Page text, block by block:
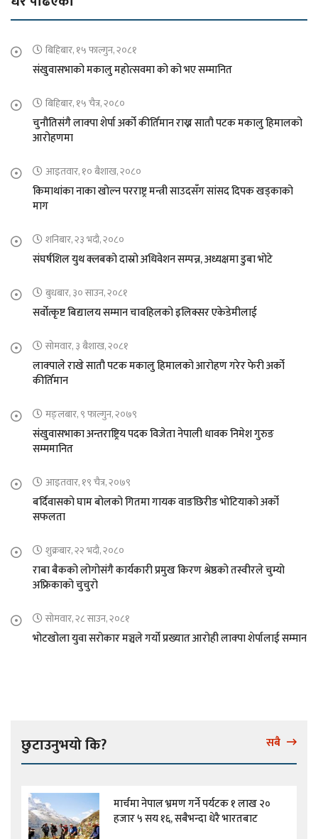
बिहिबार, १५ फाल्गुन, २०८१
संखुवासभाको मकालु महोत्सवमा को को भए सम्मानित
बिहिबार, १५ चैत्र, २०८०
चुनौतिसंगै लाक्पा शेर्पा अर्को कीर्तिमान राख्न सातौ पटक मकालु हिमालको
आरोहणमा
आइतवार, १० बैशाख, २०८०
किमाथांका नाका खोल्न परराष्ट्र मन्त्री साउदसँग सांसद दिपक खड्काको
माग
शनिबार, २३ भदौ, २०८०
संघर्षशिल युथ क्लबको दास्रो अधिवेशन सम्पन्न, अध्यक्षमा डुबा भोटे
बुधबार, ३० साउन, २०८१
सर्वोत्कृष्ट बिद्यालय सम्मान चावहिलको इलिक्सर एकेडेमीलाई
सोमवार, ३ बैशाख, २०८१
लाक्पाले राखे सातौ पटक मकालु हिमालको आरोहण गरेर फेरी अर्को
कीर्तिमान
मङ्लबार, ९ फाल्गुन, २०७९
संखुवासभाका अन्तराष्ट्रिय पदक विजेता नेपाली धावक निमेश गुरुङ
सम्ममानित
आइतवार, १९ चैत्र, २०७९
बर्दिवासको घाम बोलको गितमा गायक वाङछिरीङ भोटियाको अर्को
सफलता
शुक्रबार, २२ भदौ, २०८०
राबा बैकको लोगोसंगै कार्यकारी प्रमुख किरण श्रेष्ठको तस्वीरले चुम्यो
अफ्रिकाको चुचुरो
सोमवार, २८ साउन, २०८१
भोटखोला युवा सरोकार मञ्चले गर्यो प्रख्यात आरोही लाक्पा शेर्पालाई सम्मान
छुटाउनुभयो कि? सबै
मार्चमा नेपाल भ्रमण गर्ने पर्यटक १ लाख २०
हजार ५ सय १६, सबैभन्दा धेरै भारतबाट